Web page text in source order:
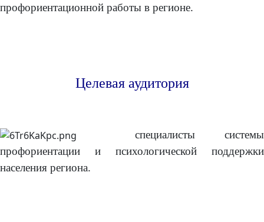
профориентационной работы в регионе.
Целевая аудитория
специалисты системы
профориентации и психологической поддержки
населения региона.